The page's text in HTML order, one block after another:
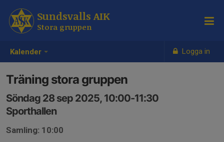
Kalender Logga in
Sundsvalls AIK
Stora gruppen
Träning stora gruppen
Söndag 28 sep 2025, 10:00-11:30
Sporthallen
Samling: 10:00